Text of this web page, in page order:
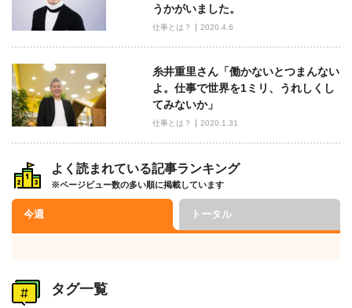
うかがいました。
仕事とは？ 2020.4.6
糸井重里さん「働かないとつまんない
よ。仕事で世界を1ミリ、うれしくし
てみないか」
仕事とは？ 2020.1.31
よく読まれている記事ランキング
※ページビュー数の多い順に掲載しています
今週 トータル
タグ一覧